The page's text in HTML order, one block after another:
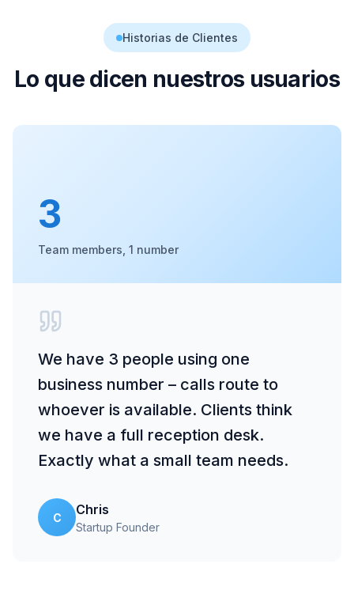
Historias de Clientes
Lo que dicen nuestros usuarios
3
Team members, 1 number
We have 3 people using one
business number – calls route to
whoever is available. Clients think
we have a full reception desk.
Exactly what a small team needs.
C
Chris
Startup Founder